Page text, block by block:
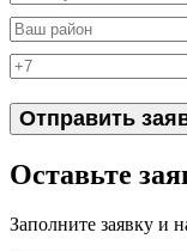
Оставьте
Заполните заявку и